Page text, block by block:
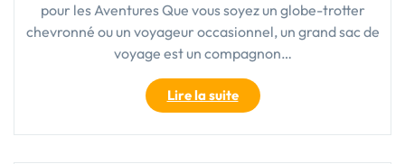
pour les Aventures Que vous soyez un globe-trotter
chevronné ou un voyageur occasionnel, un grand sac de
voyage est un compagnon…
Lire la suite"Explorez
le
Monde